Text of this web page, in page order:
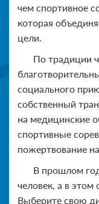
чем спортивное
которая
цели.
По традиции
социального
собственный
на медицинские
спортивные
пожертвование
В прошлом
человек, а в
Выберите свою